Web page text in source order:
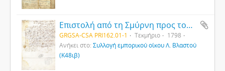
Επιστολή από τη Σμύρνη προς τον Δημήτριο Παπαρηγόπουλο στην Κωνσταντινούπολη
GRGSA-CSA PRI162.01-1 Τεκμήριο
1798
Ανήκει στο: Συλλογή εμπορικού οίκου Λ. Βλαστού
(Κ48ιβ)